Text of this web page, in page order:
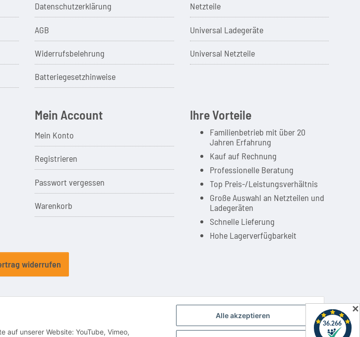
Datenschutzerklärung
AGB
Widerrufsbelehrung
Batteriegesetzhinweise
Netzteile
Universal Ladegeräte
Universal Netzteile
Mein Account
Mein Konto
Registrieren
Passwort vergessen
Warenkorb
Ihre Vorteile
Familienbetrieb mit über 20
Jahren Erfahrung
Kauf auf Rechnung
Professionelle Beratung
Top Preis-/Leistungsverhältnis
Große Auswahl an Netzteilen und
Ladegeräten
Schnelle Lieferung
Hohe Lagerverfügbarkeit
widerrufen
Sie dienen nur zur Verdeutlichung der Kompatibilität unserer Produkte mit den Produkten verschiedener Hersteller.
Powered byJTL-Shop
Alle akzeptieren
auf unserer Website: YouTube, Vimeo,
✕